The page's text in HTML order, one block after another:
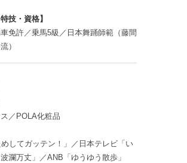
技・資格】
免許／乗馬5級／日本舞踊師範（藤間
）
／POLA化粧品
してガッテン！」／日本テレビ「い
瀾万丈」／ANB「ゆうゆう散歩」